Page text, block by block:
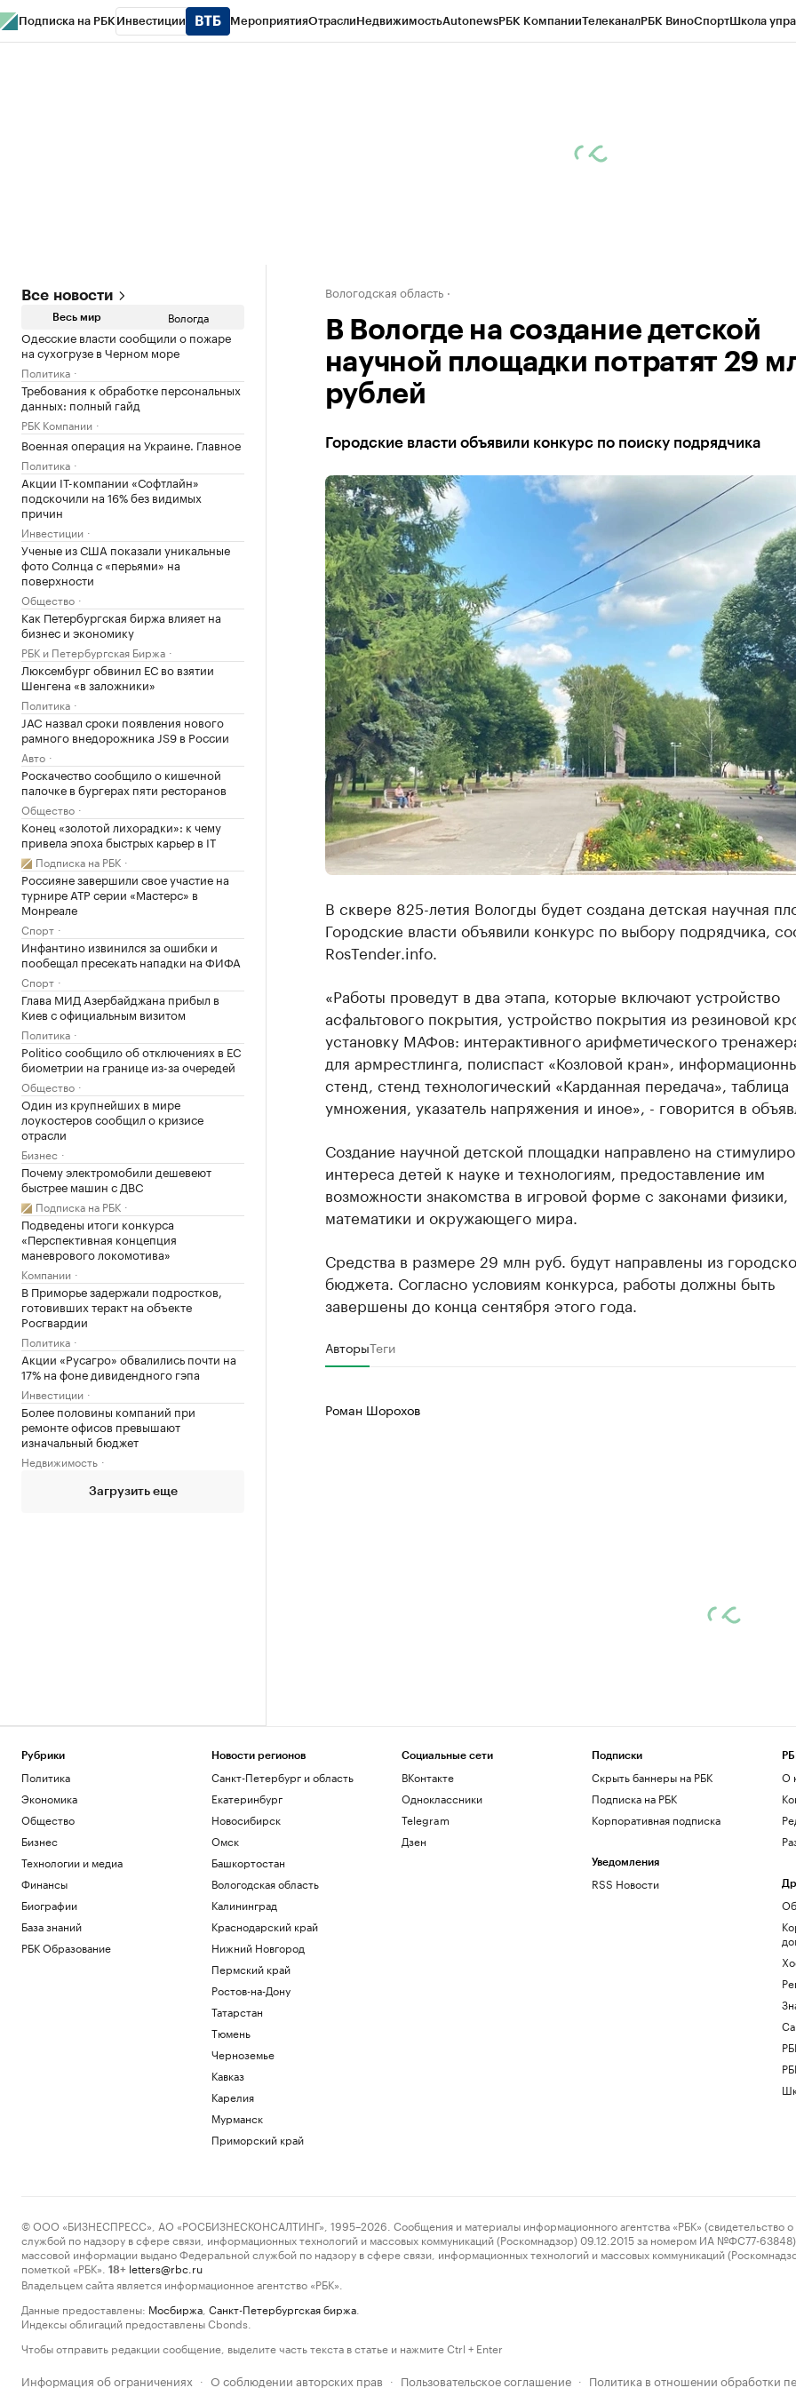
Подписка на РБК Инвестиции МероприятияОтраслиНедвижимостьAutonewsРБК КомпанииТелеканалРБК ВиноСпортШкола
Все новости
Весь мир Вологда
Одесские власти сообщили о пожаре
на сухогрузе в Черном море
Политика
Требования к обработке персональных
данных: полный гайд
РБК Компании
Военная операция на Украине. Главное
Политика
Акции IT-компании «Софтлайн»
подскочили на 16% без видимых
причин
Инвестиции
Ученые из США показали уникальные
фото Солнца с «перьями» на
поверхности
Общество
Как Петербургская биржа влияет на
бизнес и экономику
РБК и Петербургская Биржа
Люксембург обвинил ЕС во взятии
Шенгена «в заложники»
Политика
JAC назвал сроки появления нового
рамного внедорожника JS9 в России
Авто
Роскачество сообщило о кишечной
палочке в бургерах пяти ресторанов
Общество
Конец «золотой лихорадки»: к чему
привела эпоха быстрых карьер в IT
Подписка на РБК
Россияне завершили свое участие на
турнире ATP серии «Мастерс» в
Монреале
Спорт
Инфантино извинился за ошибки и
пообещал пресекать нападки на ФИФА
Спорт
Глава МИД Азербайджана прибыл в
Киев с официальным визитом
Политика
Politico сообщило об отключениях в ЕС
биометрии на границе из-за очередей
Общество
Один из крупнейших в мире
лоукостеров сообщил о кризисе
отрасли
Бизнес
Почему электромобили дешевеют
быстрее машин с ДВС
Подписка на РБК
Подведены итоги конкурса
«Перспективная концепция
маневрового локомотива»
Компании
В Приморье задержали подростков,
готовивших теракт на объекте
Росгвардии
Политика
Акции «Русагро» обвалились почти на
17% на фоне дивидендного гэпа
Инвестиции
Более половины компаний при
ремонте офисов превышают
изначальный бюджет
Недвижимость
Загрузить еще
Вологодская область
В Вологде на создание детской
научной площадки потратят 29
рублей
Городские власти объявили конкурс по поиску подрядчика
В сквере 825-летия Вологды будет создана детская научная
Городские власти объявили конкурс по выбору подрядчика,
RosTender.info.
«Работы проведут в два этапа, которые включают устройство
асфальтового покрытия, устройство покрытия из резиновой
установку МАФов: интерактивного арифметического
для армрестлинга, полиспаст «Козловой кран»,
стенд, стенд технологический «Карданная передача», таблица
умножения, указатель напряжения и иное», - говорится в
Создание научной детской площадки направлено на
интереса детей к науке и технологиям, предоставление им
возможности знакомства в игровой форме с законами физики,
математики и окружающего мира.
Средства в размере 29 млн руб. будут направлены из
бюджета. Согласно условиям конкурса, работы должны быть
завершены до конца сентября этого года.
АвторыТеги
Роман Шорохов
Рубрики
Политика
Экономика
Общество
Бизнес
Технологии и медиа
Финансы
Биографии
База знаний
РБК Образование
Новости регионов
Санкт-Петербург и область
Екатеринбург
Новосибирск
Омск
Башкортостан
Вологодская область
Калининград
Краснодарский край
Нижний Новгород
Пермский край
Ростов-на-Дону
Татарстан
Тюмень
Черноземье
Кавказ
Карелия
Мурманск
Приморский край
Социальные сети
ВКонтакте
Одноклассники
Telegram
Дзен
Подписки
Скрыть баннеры на РБК
Подписка на РБК
Корпоративная подписка
Уведомления
RSS Новости
О
© ООО «БИЗНЕСПРЕСС», АО «РОСБИЗНЕСКОНСАЛТИНГ», 1995–2026. Сообщения и материалы информационного агентства «РБК» (свидетельство о
службой по надзору в сфере связи, информационных технологий и массовых коммуникаций (Роскомнадзор) 09.12.2015 за номером ИА №ФС77-63848)
массовой информации выдано Федеральной службой по надзору в сфере связи, информационных технологий и массовых коммуникаций
пометкой «РБК».
18+ letters@rbc.ru
Владельцем сайта является информационное агентство «РБК».
Данные предоставлены: Мосбиржа Санкт-Петербургская биржа
Индексы облигаций предоставлены Cbonds.
Чтобы отправить редакции сообщение, выделите часть текста в статье и нажмите Ctrl + Enter
Информация об ограничениях · О соблюдении авторских прав · Пользовательское соглашение · Политика в отношении обработки